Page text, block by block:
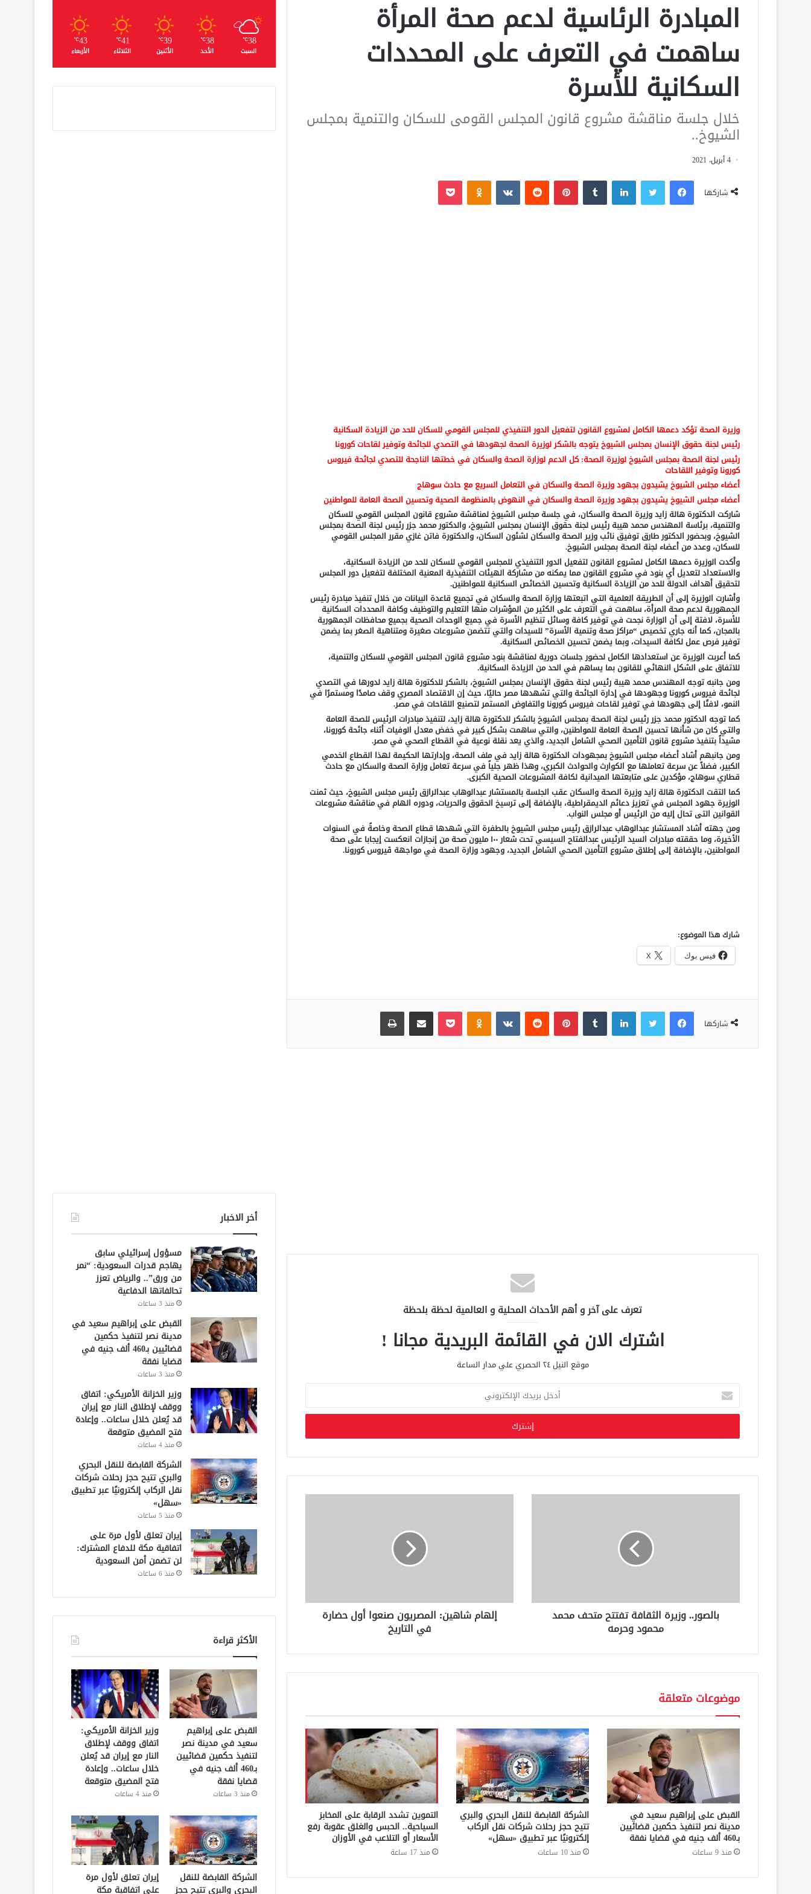
المبادرة الرئاسية لدعم صحة المرأة
ساهمت في التعرف على المحددات
السكانية للأسرة
خلال جلسة مناقشة مشروع قانون المجلس القومى للسكان والتنمية بمجلس
الشيوخ..
4 أبريل، 2021
شاركها
فيسبوك لينكدإن بينتيريست
وزيرة الصحة تؤكد دعمها الكامل لمشروع القانون لتفعيل الدور التنفيذي للمجلس القومي للسكان للحد من الزيادة السكانية
رئيس لجنة حقوق الإنسان بمجلس الشيوخ يتوجه بالشكر لوزيرة الصحة لجهودها في التصدي للجائحة وتوفير لقاحات كورونا
رئيس لجنة الصحة بمجلس الشيوخ لوزيرة الصحة: كل الدعم لوزارة الصحة والسكان في خطتها الناجحة للتصدي لجائحة فيروس
كورونا وتوفير اللقاحات
أعضاء مجلس الشيوخ يشيدون بجهود وزيرة الصحة والسكان في التعامل السريع مع حادث سوهاج
أعضاء مجلس الشيوخ يشيدون بجهود وزيرة الصحة والسكان في النهوض بالمنظومة الصحية وتحسين الصحة العامة للمواطنين
شاركت الدكتورة هالة زايد وزيرة الصحة والسكان، في جلسة مجلس الشيوخ لمناقشة مشروع قانون المجلس القومي للسكان
والتنمية، برئاسة المهندس محمد هيبة رئيس لجنة حقوق الإنسان بمجلس الشيوخ، والدكتور محمد جزر رئيس لجنة الصحة بمجلس
الشيوخ، وبحضور الدكتور طارق توفيق نائب وزير الصحة والسكان لشئون السكان، والدكتورة فاتن غازي مقرر المجلس القومي
للسكان، وعدد من أعضاء لجنة الصحة بمجلس الشيوخ.
وأكدت الوزيرة دعمها الكامل لمشروع القانون لتفعيل الدور التنفيذي للمجلس القومي للسكان للحد من الزيادة السكانية،
والاستعداد لتعديل أي بنود في مشروع القانون مما يمكنه من مشاركة الهيئات التنفيذية المعنية المختلفة لتفعيل دور المجلس
لتحقيق أهداف الدولة للحد من الزيادة السكانية وتحسين الخصائص السكانية للمواطنين.
وأشارت الوزيرة إلى أن الطريقة العلمية التي اتبعتها وزارة الصحة والسكان في تجميع قاعدة البيانات من خلال تنفيذ مبادرة رئيس
الجمهورية لدعم صحة المرأة، ساهمت في التعرف على الكثير من المؤشرات منها التعليم والتوظيف وكافة المحددات السكانية
للأسرة، لافتة إلى أن الوزارة نجحت في توفير كافة وسائل تنظيم الأسرة في جميع الوحدات الصحية بجميع محافظات الجمهورية
بالمجان، كما أنه جاري تخصيص “مراكز صحة وتنمية الأسرة” للسيدات والتي تتضمن مشروعات صغيرة ومتناهية الصغر بما يضمن
توفير فرص عمل لكافة السيدات، وبما يضمن تحسين الخصائص السكانية.
كما أعربت الوزيرة عن استعدادها الكامل لحضور جلسات دورية لمناقشة بنود مشروع قانون المجلس القومي للسكان والتنمية،
للاتفاق على الشكل النهائي للقانون بما يساهم في الحد من الزيادة السكانية.
ومن جانبه توجه المهندس محمد هيبة رئيس لجنة حقوق الإنسان بمجلس الشيوخ، بالشكر للدكتورة هالة زايد لدورها في التصدي
لجائحة فيروس كورونا وجهودها في إدارة الجائحة والتي تشهدها مصر حاليًا، حيث إن الاقتصاد المصري وقف صامدًا ومستمرًا في
النمو، لافتًا إلى جهودها في توفير لقاحات فيروس كورونا والتفاوض المستمر لتصنيع اللقاحات في مصر.
كما توجه الدكتور محمد جزر رئيس لجنة الصحة بمجلس الشيوخ بالشكر للدكتورة هالة زايد، لتنفيذ مبادرات الرئيس للصحة العامة
والتي كان من شأنها تحسين الصحة العامة للمواطنين، والتي ساهمت بشكل كبير في خفض معدل الوفيات أثناء جائحة كورونا،
مشيداً بتنفيذ مشروع قانون التأمين الصحي الشامل الجديد، والذي يعد نقلة نوعية في القطاع الصحي في مصر.
ومن جانبهم أشاد أعضاء مجلس الشيوخ بمجهودات الدكتورة هالة زايد في ملف الصحة، وإدارتها الحكيمة لهذا القطاع الخدمي
الكبير، فضلاً عن سرعة تعاملها مع الكوارث والحوادث الكبري، وهذا ظهر جلياً في سرعة تعامل وزارة الصحة والسكان مع حادث
قطاري سوهاج، مؤكدين على متابعتها الميدانية لكافة المشروعات الصحية الكبرى.
كما التقت الدكتورة هالة زايد وزيرة الصحة والسكان عقب الجلسة بالمستشار عبدالوهاب عبدالرازق رئيس مجلس الشيوخ، حيث ثمنت
الوزيرة جهود المجلس في تعزيز دعائم الديمقراطية، بالإضافة إلى ترسيخ الحقوق والحريات، ودوره الهام في مناقشة مشروعات
القوانين التى تحال إليه من الرئيس أو مجلس النواب.
ومن جهته أشاد المستشار عبدالوهاب عبدالرازق رئيس مجلس الشيوخ بالطفرة التي شهدها قطاع الصحة وخاصةً في السنوات
الأخيرة، وما حققته مبادرات السيد الرئيس عبدالفتاح السيسي تحت شعار ١٠٠ مليون صحة من إنجازات انعكست إيجابا على صحة
المواطنين، بالإضافة إلى إطلاق مشروع التأمين الصحي الشامل الجديد، وجهود وزارة الصحة في مواجهة ڤيروس كورونا.
شارك هذا الموضوع:
فيس بوك X
شاركها
فيسبوك لينكدإن بينتيريست بوكيت
تعرف على آخر و أهم الأحداث المحلية و العالمية لحظة بلحظة
اشترك الان في القائمة البريدية مجانا !
موقع النيل ٢٤ الحصري علي مدار الساعة
خ
ب
ر
د
ك
ن
بالصور.. وزيرة الثقافة تفتتح متحف محمد
محمود وحرمه
إلهام شاهين: المصريون صنعوا أول حضارة
في التاريخ
موضوعات متعلقة
القبض على إبراهيم سعيد في
مدينة نصر لتنفيذ حكمين قضائيين
بـ460 ألف جنيه في قضايا نفقة
منذ 9 ساعات
الشركة القابضة للنقل البحري والبري
تتيح حجز رحلات شركات نقل الركاب
إلكترونيًا عبر تطبيق «سهل»
منذ 10 ساعات
التموين تشدد الرقابة على المخابز
السياحية.. الحبس والغلق عقوبة رفع
الأسعار أو التلاعب في الأوزان
منذ 17 ساعة
38
℃
السبت
38
℃
الأحد
39
℃
الأثنين
41
℃
الثلاثاء
43
℃
الأربعاء
أخر الاخبار
مسؤول إسرائيلي سابق
يهاجم قدرات السعودية: “نمر
من ورق”.. والرياض تعزز
تحالفاتها الدفاعية
منذ 3 ساعات
القبض على إبراهيم سعيد في
مدينة نصر لتنفيذ حكمين
قضائيين بـ460 ألف جنيه في
قضايا نفقة
منذ 3 ساعات
وزير الخزانة الأمريكي: اتفاق
ووقف لإطلاق النار مع إيران
قد يُعلن خلال ساعات.. وإعادة
فتح المضيق متوقعة
منذ 4 ساعات
الشركة القابضة للنقل البحري
والبري تتيح حجز رحلات شركات
نقل الركاب إلكترونيًا عبر تطبيق
«سهل»
منذ 5 ساعات
إيران تعلق لأول مرة على
اتفاقية مكة للدفاع المشترك:
لن تضمن أمن السعودية
منذ 6 ساعات
الأكثر قراءة
القبض على إبراهيم
سعيد في مدينة نصر
لتنفيذ حكمين قضائيين
بـ460 ألف جنيه في
قضايا نفقة
منذ 3 ساعات
وزير الخزانة الأمريكي:
اتفاق ووقف لإطلاق
النار مع إيران قد يُعلن
خلال ساعات.. وإعادة
فتح المضيق متوقعة
منذ 4 ساعات
الشركة القابضة للنقل
البحري والبري تتيح حجز
إيران تعلق لأول مرة
على اتفاقية مكة